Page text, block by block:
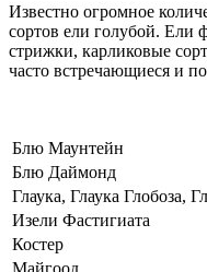
Известно огромное
сортов ели голубой.
стрижки, карликовые
часто встречающиеся и
Блю Маунтейн
Блю Даймонд
Глаука, Глаука Глобоза,
Изели Фастигиата
Костер
Майгоод